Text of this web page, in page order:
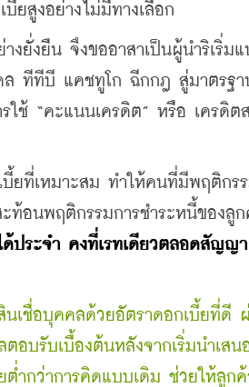
ยสูงอย่างไม่มีทางเลือก
งยืน จึงขออาสาเป็นผู้นำริเริ่มแ
ล ทีทีบี แคชทูโก ฉีกกฎ สู่มาตรฐ
ช้ “คะแนนเครดิต” หรือ เครดิต
ยที่เหมาะสม ทำให้คนที่มีพฤติก
ท้อนพฤติกรรมการชำระหนี้ของลู
ประจำ คงที่เรทเดียวตลอดสัญญ
นเชื่อบุคคลด้วยอัตราดอกเบี้ยที่
อบรับเบื้องต้นหลังจากเริ่มนำเส
ำกว่าการคิดแบบเดิม ช่วยให้ลูก